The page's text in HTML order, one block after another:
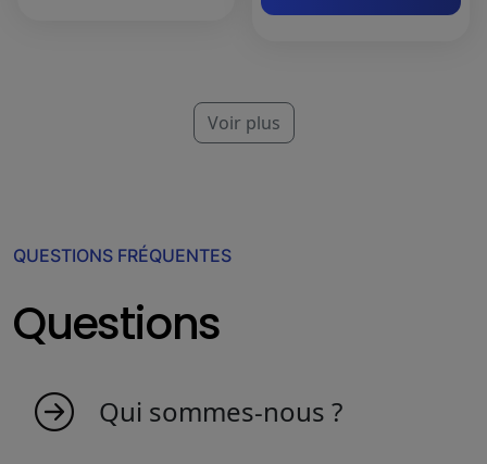
Voir plus
QUESTIONS FRÉQUENTES
Questions
Qui sommes-nous ?